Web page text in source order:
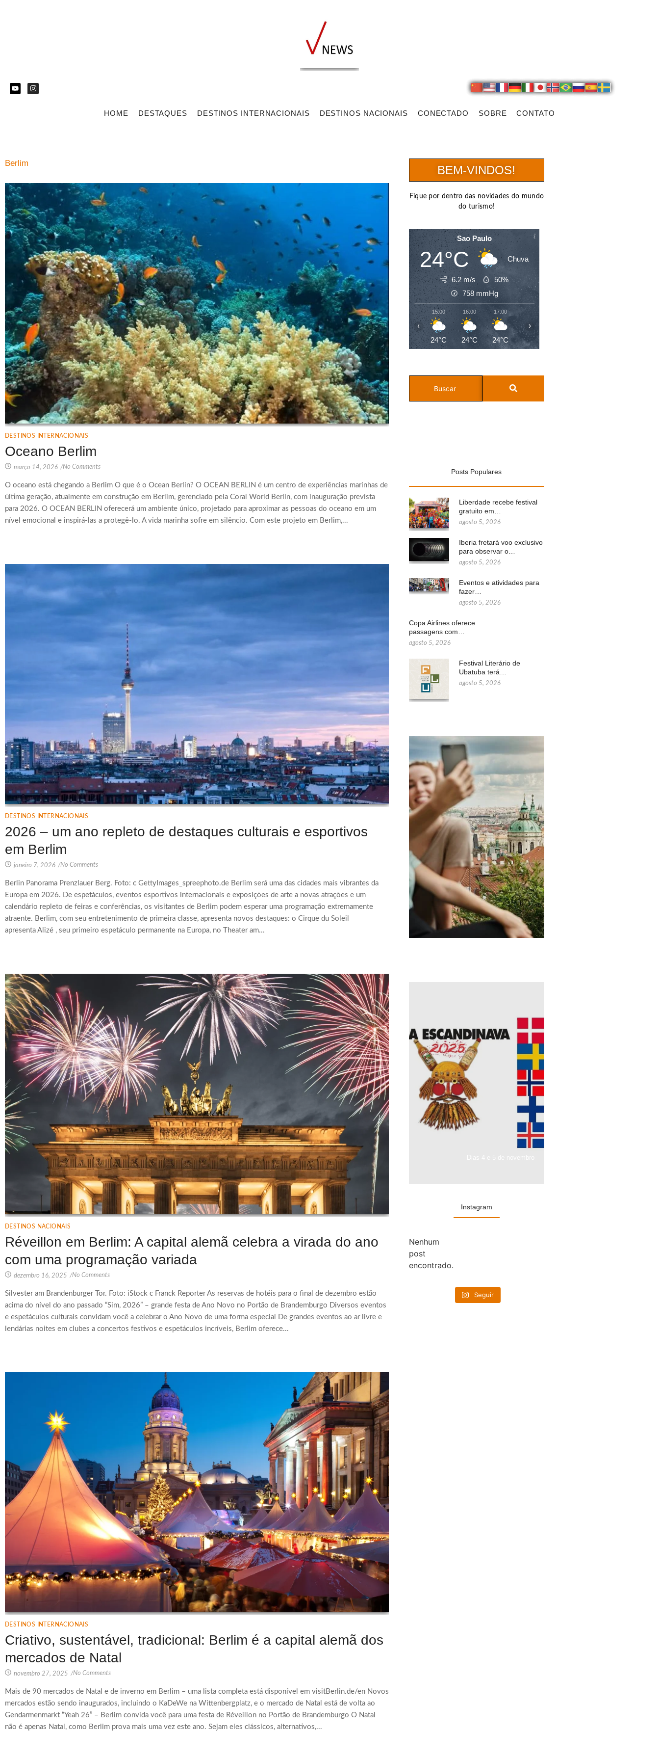
HOME DESTAQUES DESTINOS INTERNACIONAIS DESTINOS NACIONAIS CONECTADO SOBRE CONTATO
Berlim
DESTINOS INTERNACIONAIS
Oceano Berlim
março 14, 2026 /No Comments
O oceano está chegando a Berlim O que é o Ocean Berlin? O OCEAN BERLIN é um centro de experiências marinhas de
última geração, atualmente em construção em Berlim, gerenciado pela Coral World Berlin, com inauguração prevista
para 2026. O OCEAN BERLIN oferecerá um ambiente único, projetado para aproximar as pessoas do oceano em um
nível emocional e inspirá-las a protegê-lo. A vida marinha sofre em silêncio. Com este projeto em Berlim,...
DESTINOS INTERNACIONAIS
2026 – um ano repleto de destaques culturais e esportivos
em Berlim
janeiro 7, 2026 /No Comments
Berlin Panorama Prenzlauer Berg. Foto: c GettyImages_spreephoto.de Berlim será uma das cidades mais vibrantes da
Europa em 2026. De espetáculos, eventos esportivos internacionais e exposições de arte a novas atrações e um
calendário repleto de feiras e conferências, os visitantes de Berlim podem esperar uma programação extremamente
atraente. Berlim, com seu entretenimento de primeira classe, apresenta novos destaques: o Cirque du Soleil
apresenta Alizé , seu primeiro espetáculo permanente na Europa, no Theater am...
DESTINOS NACIONAIS
Réveillon em Berlim: A capital alemã celebra a virada do ano
com uma programação variada
dezembro 16, 2025 /No Comments
Silvester am Brandenburger Tor. Foto: iStock c Franck Reporter As reservas de hotéis para o final de dezembro estão
acima do nível do ano passado “Sim, 2026” – grande festa de Ano Novo no Portão de Brandemburgo Diversos eventos
e espetáculos culturais convidam você a celebrar o Ano Novo de uma forma especial De grandes eventos ao ar livre e
lendárias noites em clubes a concertos festivos e espetáculos incríveis, Berlim oferece...
DESTINOS INTERNACIONAIS
Criativo, sustentável, tradicional: Berlim é a capital alemã dos
mercados de Natal
novembro 27, 2025 /No Comments
Mais de 90 mercados de Natal e de inverno em Berlim – uma lista completa está disponível em visitBerlin.de/en Novos
mercados estão sendo inaugurados, incluindo o KaDeWe na Wittenbergplatz, e o mercado de Natal está de volta ao
Gendarmenmarkt “Yeah 26” – Berlim convida você para uma festa de Réveillon no Portão de Brandemburgo O Natal
não é apenas Natal, como Berlim prova mais uma vez este ano. Sejam eles clássicos, alternativos,...
BEM-VINDOS!
Fique por dentro das novidades do mundo
do turismo!
Sao Paulo
24°C Chuva
6.2 m/s
50%
758 mmHg
15:00
24°C
16:00
24°C
17:00
24°C
18:00
22°C
‹ ›
Posts Populares
Liberdade recebe festival
gratuito em…
agosto 5, 2026
Iberia fretará voo exclusivo
para observar o…
agosto 5, 2026
Eventos e atividades para
fazer…
agosto 5, 2026
Copa Airlines oferece
passagens com…
agosto 5, 2026
Festival Literário de
Ubatuba terá…
agosto 5, 2026
Instagram
Nenhum
post
encontrado.
Seguir